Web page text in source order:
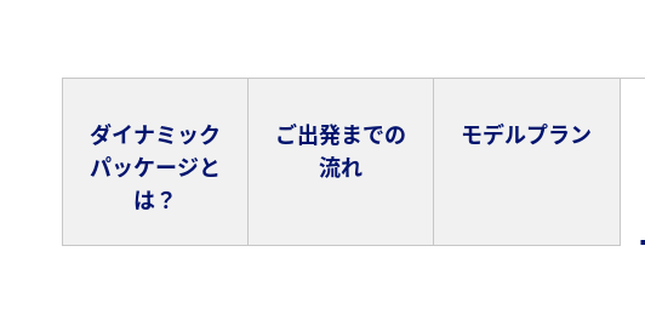
ダイナミック
パッケージと
は？
ご出発までの
流れ
モデルプラン